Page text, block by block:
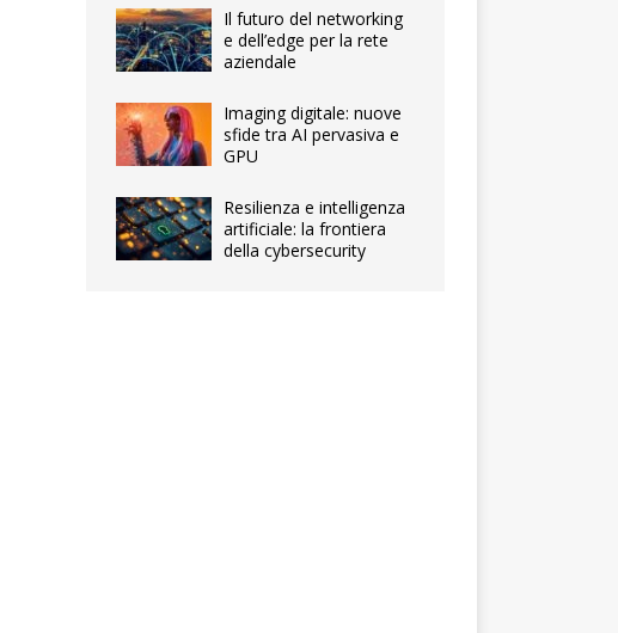
Il futuro del networking
e dell’edge per la rete
aziendale
Imaging digitale: nuove
sfide tra AI pervasiva e
GPU
Resilienza e intelligenza
artificiale: la frontiera
della cybersecurity